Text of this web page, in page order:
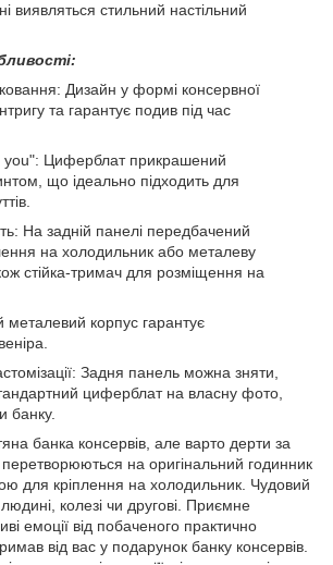
виявляться стильний настільний
Дизайн у формі консервної
та гарантує подив під час
you": Циферблат прикрашений
що ідеально підходить для
На задній панелі передбачений
на холодильник або металеву
стійка-тримач для розміщення на
металевий корпус гарантує
Задня панель можна зняти,
циферблат на власну фото,
банку.
банка консервів, але варто дерти за
перетворюються на оригінальний годинник
для кріплення на холодильник. Чудовий
колезі чи другові. Приємне
емоції від побаченого практично
від вас у подарунок банку консервів.